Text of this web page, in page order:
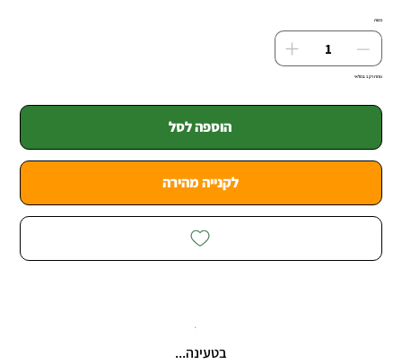
כמות
נותרו רק 1 במלאי
הוספה לסל
לקנייה מהירה
בטעינה...